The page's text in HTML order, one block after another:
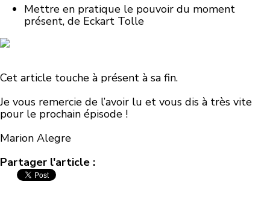
Mettre en pratique le pouvoir du moment
présent, de Eckart Tolle
Cet article touche à présent à sa fin.
Je vous remercie de l’avoir lu et vous dis à très vite
pour le prochain épisode !
Marion Alegre
Partager l'article :